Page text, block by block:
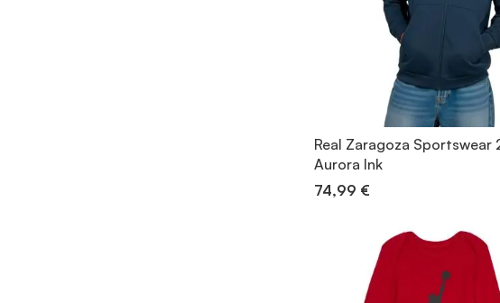
Real Zaragoza Sportswear
Aurora Ink
74,99 €